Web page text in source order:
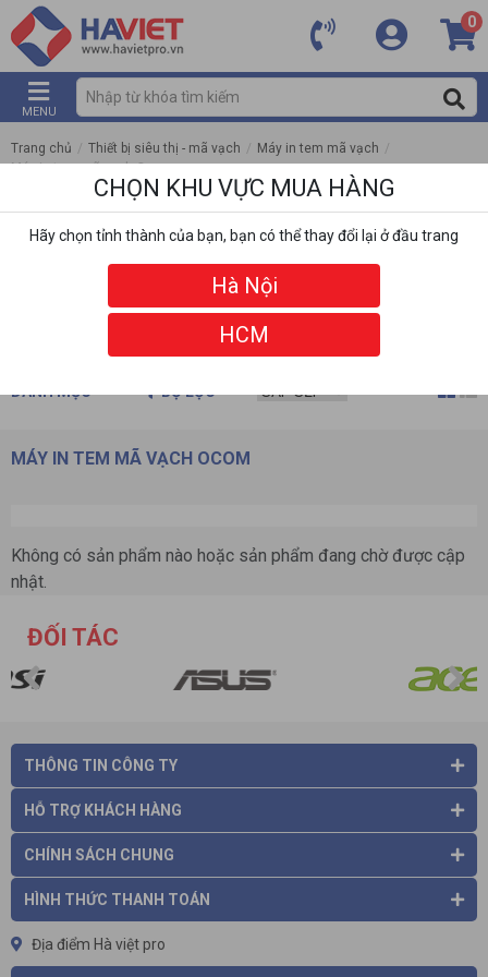
0
MENU
Trang chủ / Thiết bị siêu thị - mã vạch / Máy in tem mã vạch /
Máy in tem mã vạch Ocom
DANH MỤC BỘ LỌC
MÁY IN TEM MÃ VẠCH OCOM
Không có sản phẩm nào hoặc sản phẩm đang chờ được cập
nhật.
ĐỐI TÁC
THÔNG TIN CÔNG TY
HỖ TRỢ KHÁCH HÀNG
CHÍNH SÁCH CHUNG
HÌNH THỨC THANH TOÁN
Địa điểm Hà việt pro
CHỌN KHU VỰC MUA HÀNG
Hãy chọn tỉnh thành của bạn, bạn có thể thay đổi lại ở đầu trang
Hà Nội
HCM